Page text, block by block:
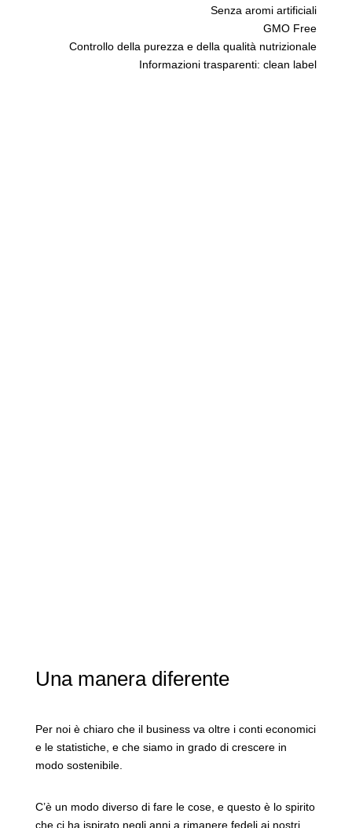
Senza aromi artificiali
GMO Free
Controllo della purezza e della qualità nutrizionale
Informazioni trasparenti: clean label
Una manera diferente
Per noi è chiaro che il business va oltre i conti economici
e le statistiche, e che siamo in grado di crescere in
modo sostenibile.
C’è un modo diverso di fare le cose, e questo è lo spirito
che ci ha ispirato negli anni a rimanere fedeli ai nostri